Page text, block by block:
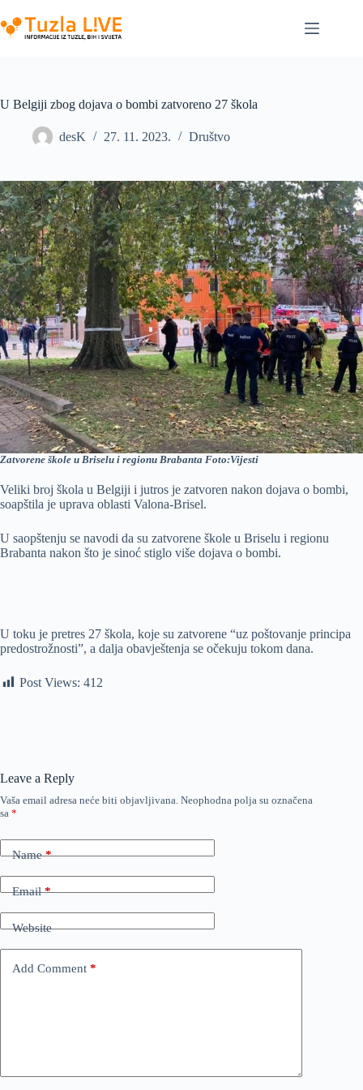
to
content
U Belgiji zbog dojava o bombi zatvoreno 27 škola
desK 27. 11. 2023. Društvo
Zatvorene škole u Briselu i regionu Brabanta Foto:Vijesti
Veliki broj škola u Belgiji i jutros je zatvoren nakon dojava o bombi,
soapštila je uprava oblasti Valona-Brisel.
U saopštenju se navodi da su zatvorene škole u Briselu i regionu
Brabanta nakon što je sinoć stiglo više dojava o bombi.
U toku je pretres 27 škola, koje su zatvorene “uz poštovanje principa
predostrožnosti”, a dalja obavještenja se očekuju tokom dana.
Post Views: 412
Leave a Reply
Vaša email adresa neće biti objavljivana. Neophodna polja su označena
sa *
Name*
Email*
Website
Add Comment *